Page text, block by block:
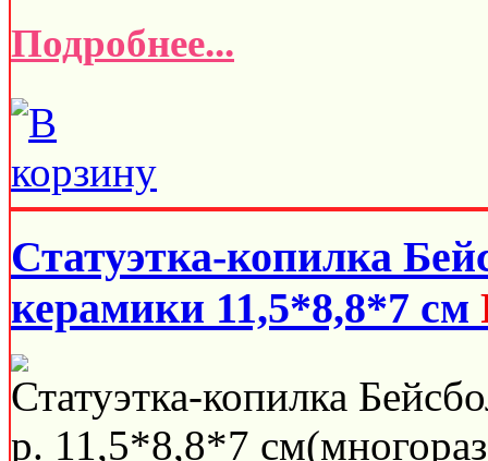
Подробнее...
Статуэтка-копилка
керамики 11,5*8,8*7 см
Статуэтка-копилка
р. 11,5*8,8*7